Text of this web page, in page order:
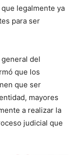
legalmente ya
para ser
del
que los
que ser
mayores
a realizar la
judicial que